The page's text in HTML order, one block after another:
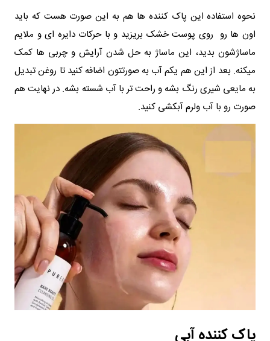
نحوه استفاده این پاک‌ کننده ها هم به این صورت هست که باید
اون ها رو روی پوست خشک بریزید و با حرکات دایره‌ ای و ملایم
ماساژشون بدید، این ماساژ به حل شدن آرایش و چربی‌ ها کمک
میکنه. بعد از این هم یکم آب به صورتتون اضافه کنید تا روغن تبدیل
به مایعی شیری رنگ بشه و راحت‌ تر با آب شسته بشه. در نهایت هم
صورت رو با آب ولرم آبکشی کنید.
پاک‌ کننده آبی